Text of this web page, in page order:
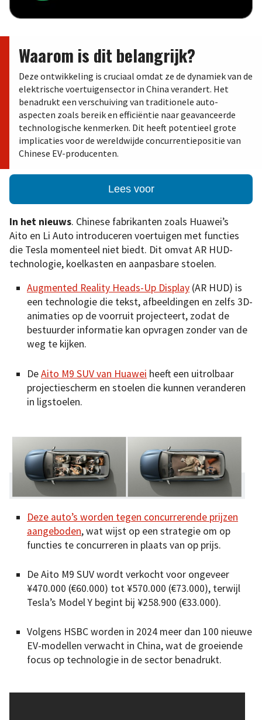
Waarom is dit belangrijk?
Deze ontwikkeling is cruciaal omdat ze de dynamiek van de
elektrische voertuigensector in China verandert. Het
benadrukt een verschuiving van traditionele auto-
aspecten zoals bereik en efficiëntie naar geavanceerde
technologische kenmerken. Dit heeft potentieel grote
implicaties voor de wereldwijde concurrentiepositie van
Chinese EV-producenten.
Lees voor
In het nieuws. Chinese fabrikanten zoals Huawei’s
Aito en Li Auto introduceren voertuigen met functies
die Tesla momenteel niet biedt. Dit omvat AR HUD-
technologie, koelkasten en aanpasbare stoelen.
Augmented Reality Heads-Up Display (AR HUD) is
een technologie die tekst, afbeeldingen en zelfs 3D-
animaties op de voorruit projecteert, zodat de
bestuurder informatie kan opvragen zonder van de
weg te kijken.
DeAito M9 SUV van Huawei heeft een uitrolbaar
projectiescherm en stoelen die kunnen veranderen
in ligstoelen.
Deze auto’s worden tegen concurrerende prijzen
aangeboden, wat wijst op een strategie om op
functies te concurreren in plaats van op prijs.
De Aito M9 SUV wordt verkocht voor ongeveer
¥470.000 (€60.000) tot ¥570.000 (€73.000), terwijl
Tesla’s Model Y begint bij ¥258.900 (€33.000).
Volgens HSBC worden in 2024 meer dan 100 nieuwe
EV-modellen verwacht in China, wat de groeiende
focus op technologie in de sector benadrukt.